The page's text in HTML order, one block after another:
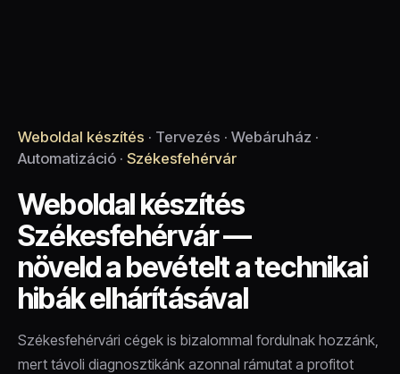
Weboldal készítés · Tervezés · Webáruház ·
Automatizáció · Székesfehérvár
Weboldal készítés
Székesfehérvár —
növeld a bevételt a technikai
hibák elhárításával
Székesfehérvári cégek is bizalommal fordulnak hozzánk,
mert távoli diagnosztikánk azonnal rámutat a profitot